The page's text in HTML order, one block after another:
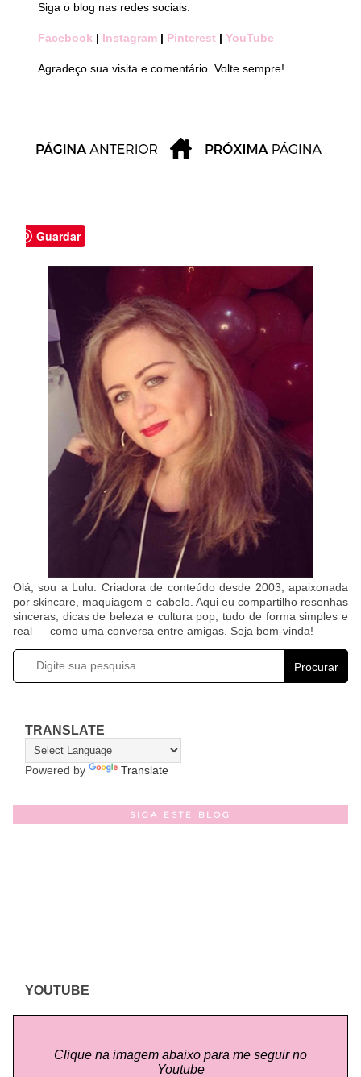
Siga o blog nas redes sociais:
Facebook | Instagram | Pinterest | YouTube
Agradeço sua visita e comentário. Volte sempre!
Guardar
Olá, sou a Lulu. Criadora de conteúdo desde 2003, apaixonada
por skincare, maquiagem e cabelo. Aqui eu compartilho resenhas
sinceras, dicas de beleza e cultura pop, tudo de forma simples e
real — como uma conversa entre amigas. Seja bem-vinda!
Procurar
TRANSLATE
Powered by Translate
SIGA ESTE BLOG
YOUTUBE
Clique na imagem abaixo para me seguir no
Youtube